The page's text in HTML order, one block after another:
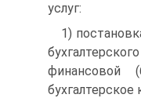
услуг:
1)
финансовой
бухгалтерское